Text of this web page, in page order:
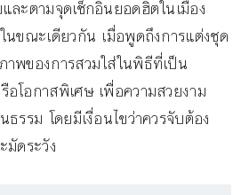
ละตามจุดเช็กอินยอดฮิตในเมือง
นขณะเดียวกัน เมื่อพูดถึงการแต่งชุด
พของการสวมใส่ในพิธีที่เป็น
โอกาสพิเศษ เพื่อความสวยงาม
รรม โดยมีเงื่อนไขว่าควรจับต้อง
มัดระวัง